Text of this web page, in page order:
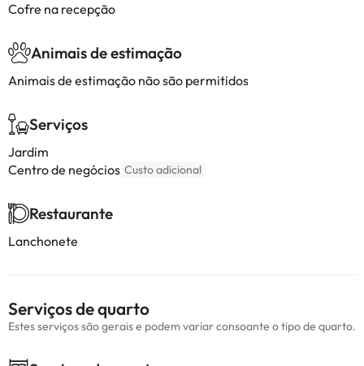
Cofre na recepção
Animais de estimação
Animais de estimação não são permitidos
Serviços
Jardim
Centro de negócios Custo adicional
Restaurante
Lanchonete
Serviços de quarto
Estes serviços são gerais e podem variar consoante o tipo de quarto.